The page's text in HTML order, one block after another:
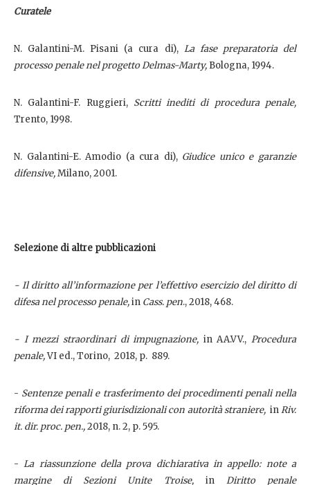
Curatele
N. Galantini-M. Pisani (a cura di), La fase preparatoria del
processo penale nel progetto Delmas-Marty, Bologna, 1994.
N. Galantini-F. Ruggieri, Scritti inediti di procedura penale,
Trento, 1998.
N. Galantini-E. Amodio (a cura di), Giudice unico e garanzie
difensive,Milano, 2001.
Selezione di altre pubblicazioni
- Il diritto all’informazione per l’effettivo esercizio del diritto di
difesa nel processo penale,in Cass. pen., 2018, 468.
- I mezzi straordinari di impugnazione, in AA.VV., Procedura
penale,VI ed., Torino, 2018, p. 889.
- Sentenze penali e trasferimento dei procedimenti penali nella
riforma dei rapporti giurisdizionali con autorità straniere, inRiv.
it. dir. proc. pen.,2018, n. 2, p. 595.
-La riassunzione della prova dichiarativa in appello: note a
margine di Sezioni Unite Troise, in Diritto penale